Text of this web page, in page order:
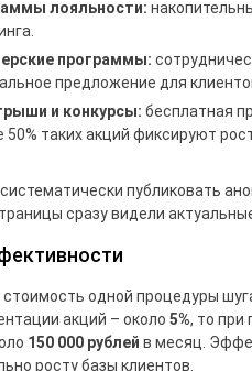
лояльности:
программы:
предложение для
и конкурсы: бесплатная
таких акций фиксируют
публиковать
сразу видели
стоимость одной процедуры
акций – около 5%, то при
150 000 рублей в месяц.
росту базы клиентов.